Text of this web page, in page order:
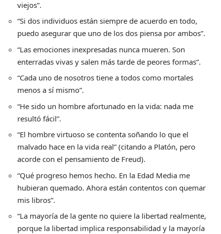
viejos”.
“Si dos individuos están siempre de acuerdo en todo,
puedo asegurar que uno de los dos piensa por ambos”.
“Las emociones inexpresadas nunca mueren. Son
enterradas vivas y salen más tarde de peores formas”.
“Cada uno de nosotros tiene a todos como mortales
menos a sí mismo”.
“He sido un hombre afortunado en la vida: nada me
resultó fácil”.
“El hombre virtuoso se contenta soñando lo que el
malvado hace en la vida real” (citando a Platón, pero
acorde con el pensamiento de Freud).
“Qué progreso hemos hecho. En la Edad Media me
hubieran quemado. Ahora están contentos con quemar
mis libros”.
“La mayoría de la gente no quiere la libertad realmente,
porque la libertad implica responsabilidad y la mayoría